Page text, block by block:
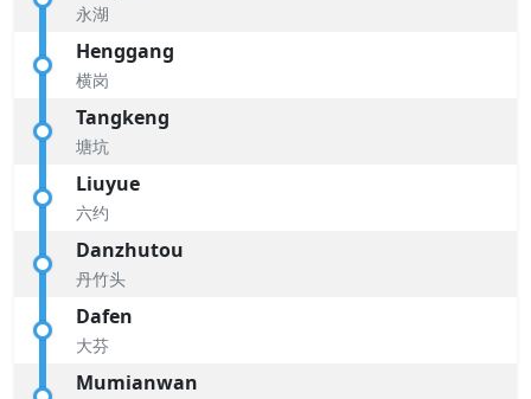
永湖
Henggang
横岗
Tangkeng
塘坑
Liuyue
六约
Danzhutou
丹竹头
Dafen
大芬
Mumianwan